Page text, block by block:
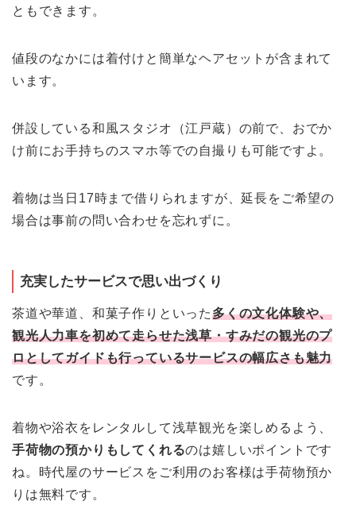
ともできます。
値段のなかには着付けと簡単なヘアセットが含まれて
います。
併設している和風スタジオ（江戸蔵）の前で、おでか
け前にお手持ちのスマホ等での自撮りも可能ですよ。
着物は当日17時まで借りられますが、延長をご希望の
場合は事前の問い合わせを忘れずに。
充実したサービスで思い出づくり
茶道や華道、和菓子作りといった多くの文化体験や、
観光人力車を初めて走らせた浅草・すみだの観光のプ
ロとしてガイドも行っているサービスの幅広さも魅力
です。
着物や浴衣をレンタルして浅草観光を楽しめるよう、
手荷物の預かりもしてくれるのは嬉しいポイントです
ね。時代屋のサービスをご利用のお客様は手荷物預か
りは無料です。